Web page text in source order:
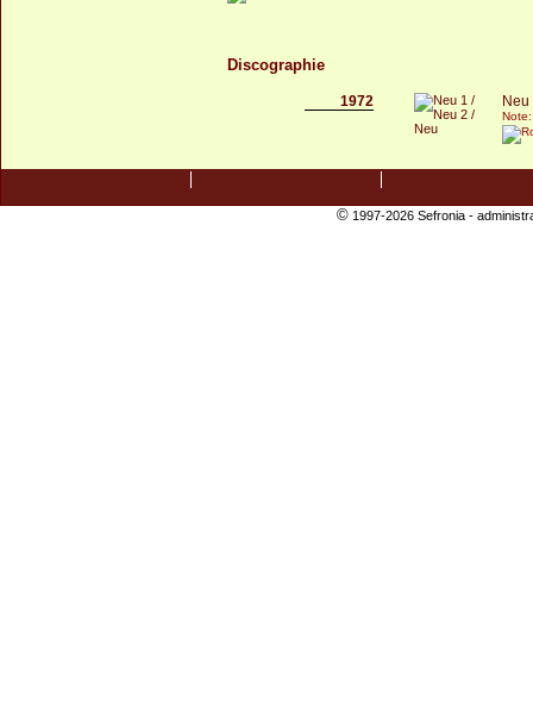
Discographie
1972 Neu
©1997-2026 Sefronia -